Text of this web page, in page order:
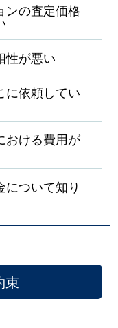
ンの査定価格
性が悪い
に依頼してい
おける費用が
ついて知り
束